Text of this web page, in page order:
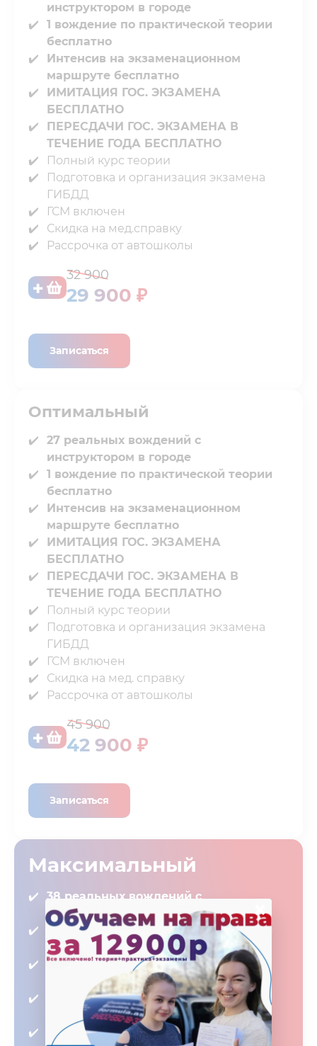
инструктором в городе
1 вождение по практической теории
бесплатно
Интенсив на экзаменационном
маршруте бесплатно
ИМИТАЦИЯ ГОС. ЭКЗАМЕНА
БЕСПЛАТНО
ПЕРЕСДАЧИ ГОС. ЭКЗАМЕНА В
ТЕЧЕНИЕ ГОДА БЕСПЛАТНО
Полный курс теории⁣⁣⁣⁣
Подготовка и организация экзамена
ГИБДД
ГСМ включен⁣⁣⁣⁣
Скидка на мед.справку⁣⁣⁣⁣
Рассрочка от автошколы
32 900
29 900 ₽
Записаться
Оптимальный
27 реальных вождений с
инструктором в городе
1 вождение по практической теории
бесплатно
Интенсив на экзаменационном
маршруте бесплатно
ИМИТАЦИЯ ГОС. ЭКЗАМЕНА
БЕСПЛАТНО⁣⁣
ПЕРЕСДАЧИ ГОС. ЭКЗАМЕНА В
ТЕЧЕНИЕ⁣⁣ ГОДА БЕСПЛАТНО
Полный курс теории⁣⁣
Подготовка и организация экзамена
ГИБДД⁣⁣
ГСМ включен⁣⁣
Скидка на мед. справку⁣⁣
Рассрочка от автошколы
45 900
42 900 ₽
Записаться
Максимальный
38 реальных вождений с
инструктором в городе
1 вождение по практической теории
бесплатно
Интенсив на экзаменационном
маршруте бесплатно
ИМИТАЦИЯ ГОС. ЭКЗАМЕНА
БЕСПЛАТНО
ПЕРЕСДАЧИ ГОС. ЭКЗАМЕНА В
×